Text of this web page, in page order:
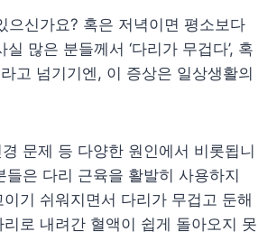
신가요? 혹은 저녁이면 평소보다
많은 분들께서 ‘다리가 무겁다’, 혹
고 넘기기엔, 이 증상은 일상생활의
문제 등 다양한 원인에서 비롯됩니
은 다리 근육을 활발히 사용하지
기 쉬워지면서 다리가 무겁고 둔해
로 내려간 혈액이 쉽게 돌아오지 못